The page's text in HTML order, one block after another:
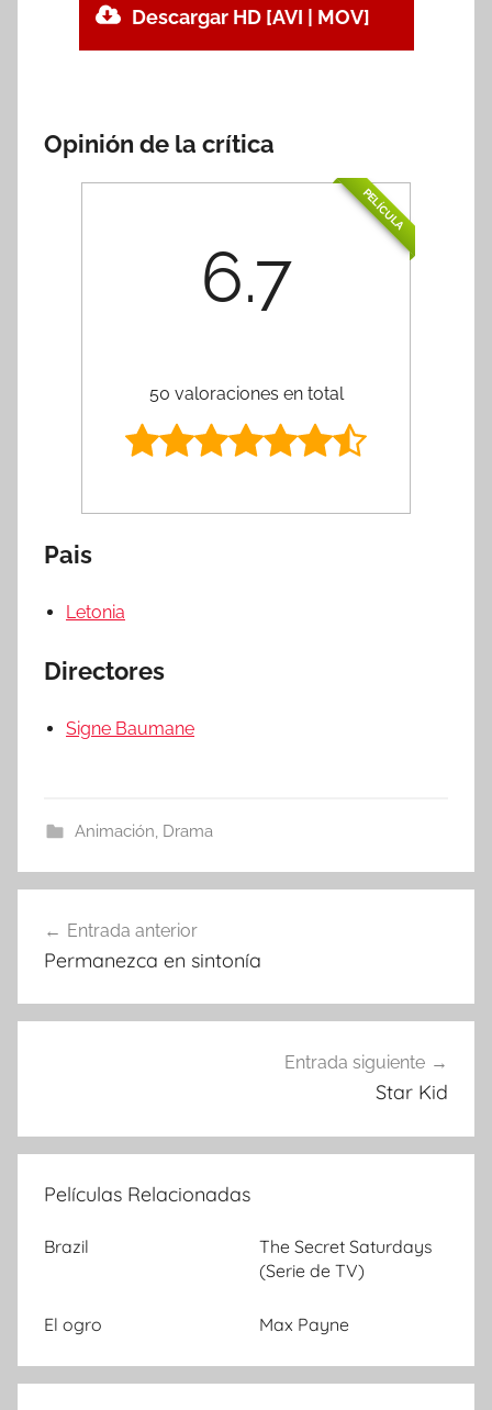
Descargar HD [AVI | MOV]
Opinión de la crítica
PELÍCULA
6.7
50 valoraciones en total
Pais
Letonia
Directores
Signe Baumane
Animación, Drama
Navegación
de
entradas
Entrada anterior
Permanezca en sintonía
Entrada siguiente
Star Kid
Películas Relacionadas
Brazil
The Secret Saturdays
(Serie de TV)
El ogro Max Payne